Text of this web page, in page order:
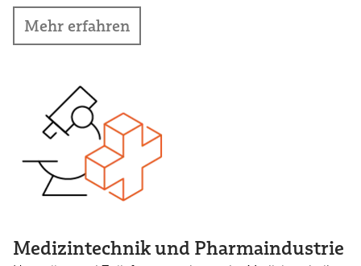
Mehr erfahren
Medizintechnik und Pharmaindustrie